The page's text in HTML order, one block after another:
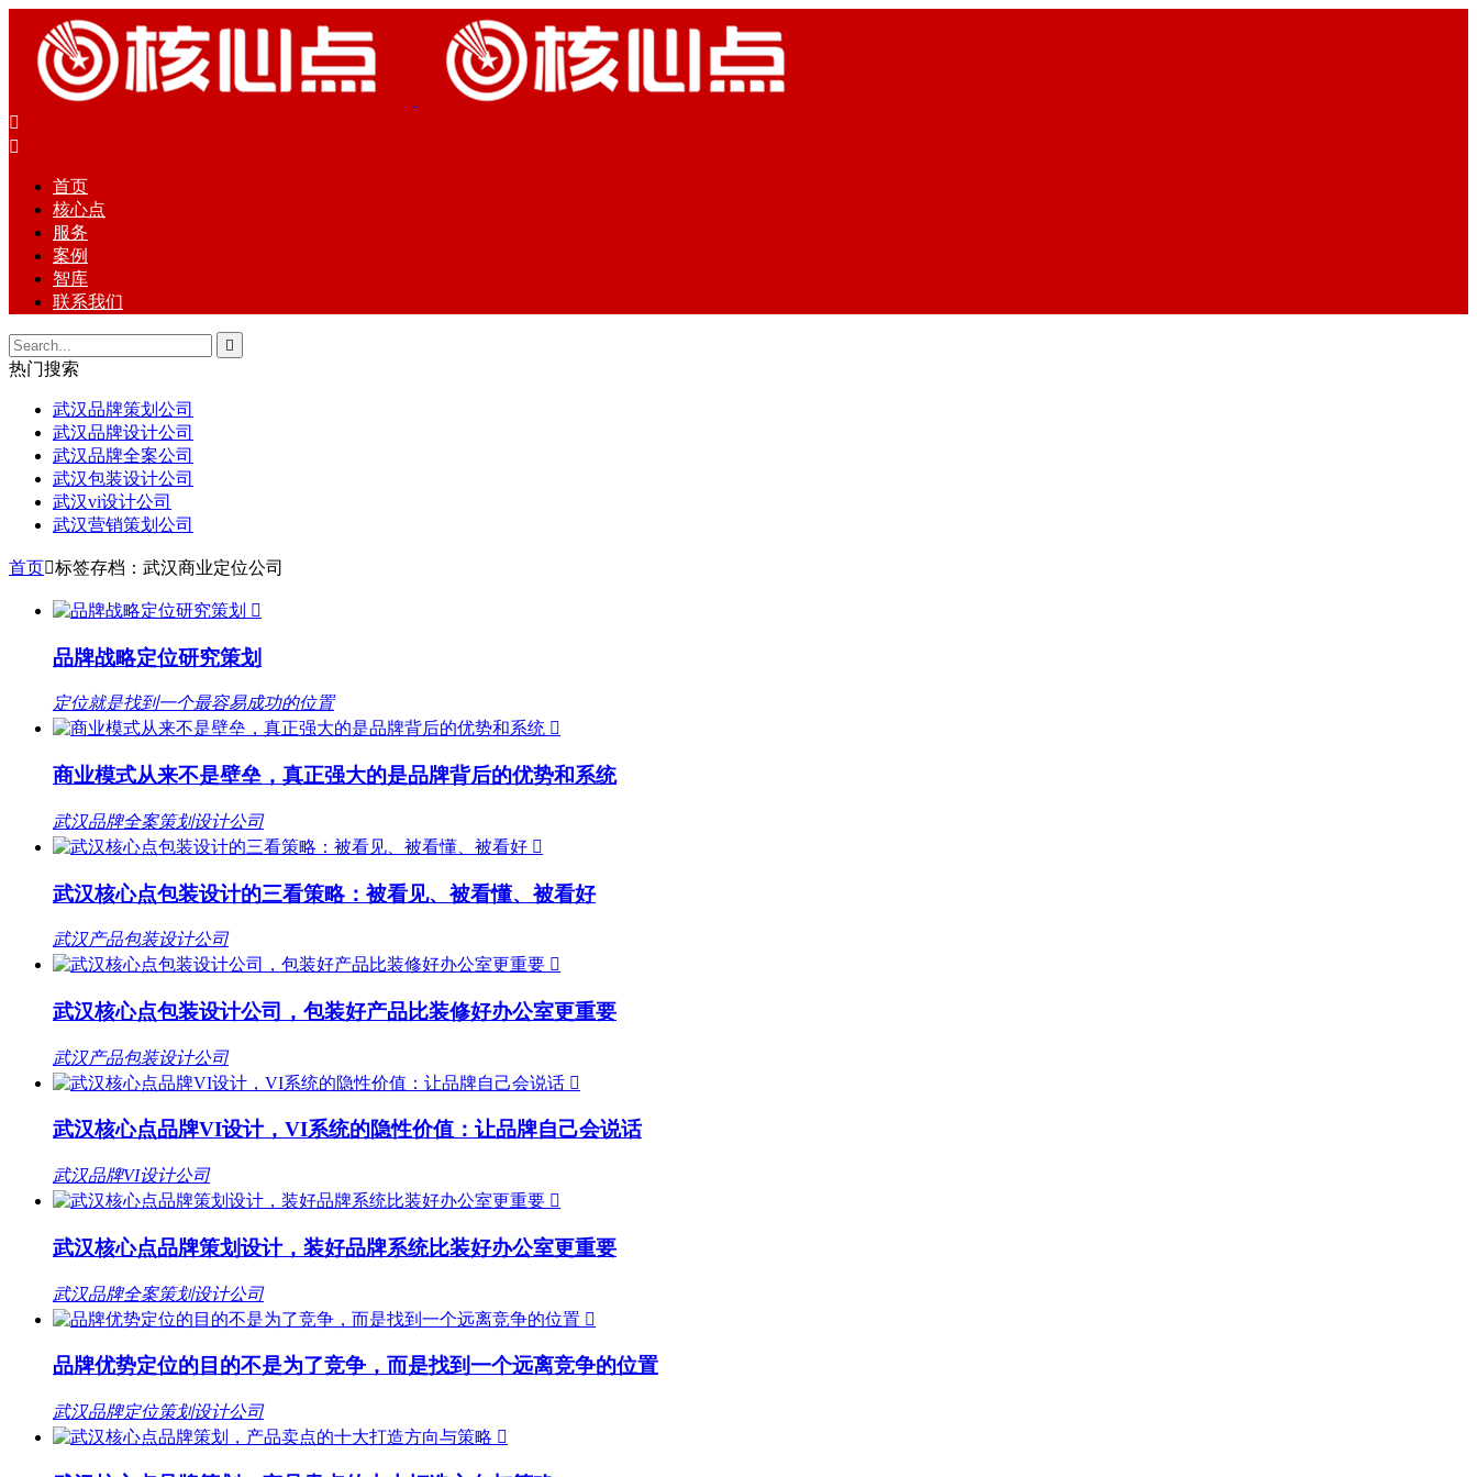


首页
核心点
服务
案例
智库
联系我们

热门搜索
武汉品牌策划公司
武汉品牌设计公司
武汉品牌全案公司
武汉包装设计公司
武汉vi设计公司
武汉营销策划公司
首页标签存档：武汉商业定位公司

品牌战略定位研究策划
定位就是找到一个最容易成功的位置

商业模式从来不是壁垒，真正强大的是品牌背后的优势和系统
武汉品牌全案策划设计公司

武汉核心点包装设计的三看策略：被看见、被看懂、被看好
武汉产品包装设计公司

武汉核心点包装设计公司，包装好产品比装修好办公室更重要
武汉产品包装设计公司

武汉核心点品牌VI设计，VI系统的隐性价值：让品牌自己会说话
武汉品牌VI设计公司

武汉核心点品牌策划设计，装好品牌系统比装好办公室更重要
武汉品牌全案策划设计公司

品牌优势定位的目的不是为了竞争，而是找到一个远离竞争的位置
武汉品牌定位策划设计公司
